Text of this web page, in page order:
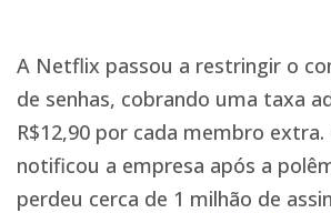
A Netflix passou a restringir o
de senhas, cobrando uma taxa
R$12,90 por cada membro extra.
notificou a empresa após a
perdeu cerca de 1 milhão de